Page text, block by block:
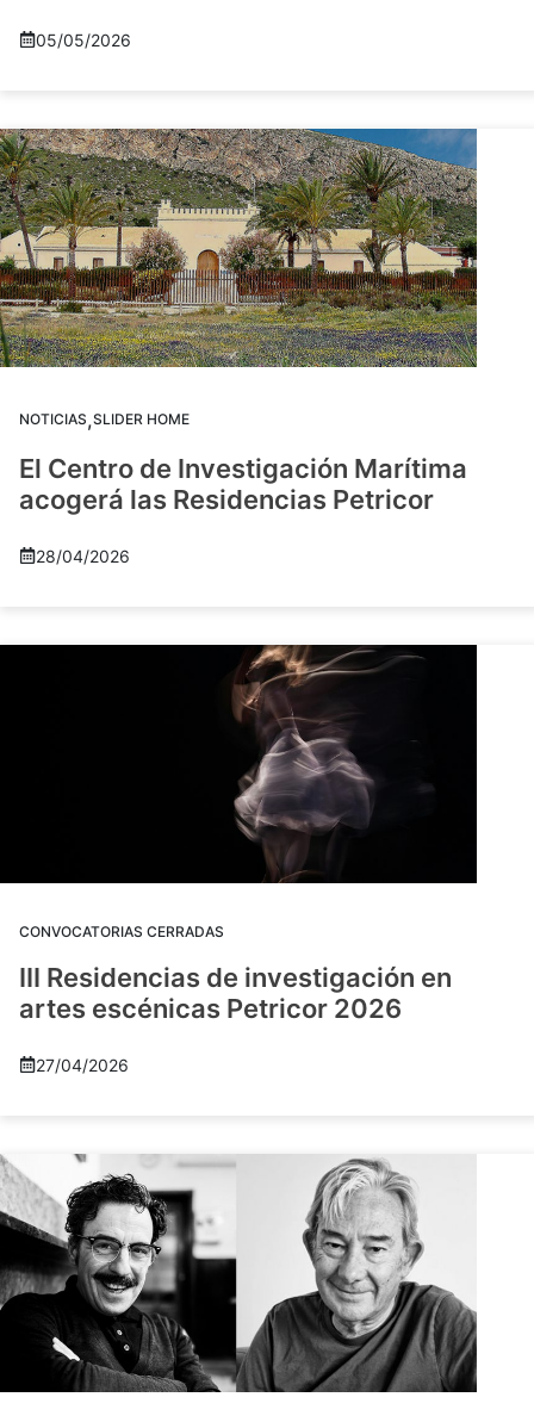
05/05/2026
NOTICIAS,SLIDER HOME
El Centro de Investigación Marítima
acogerá las Residencias Petricor
28/04/2026
CONVOCATORIAS CERRADAS
III Residencias de investigación en
artes escénicas Petricor 2026
27/04/2026